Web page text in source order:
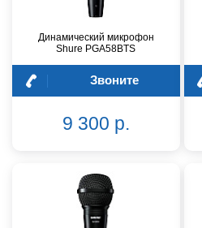
Динамический микрофон
Shure PGA58BTS
Звоните
9 300 р.